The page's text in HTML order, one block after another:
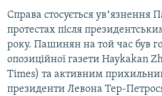
Усі сайти RFE/RL
Справа стосується увʼязнення
протестах після
року. Пашинян на той час був
опозиційної газети Haykakan
Times) та активним
президенти Левона Тер-